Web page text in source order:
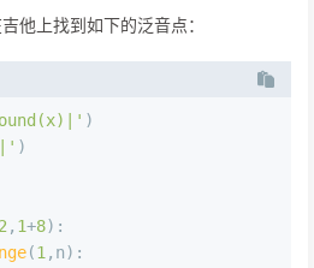
他上找到如下的泛音点：
)
)
2 , 1+8):
(1 ,n):